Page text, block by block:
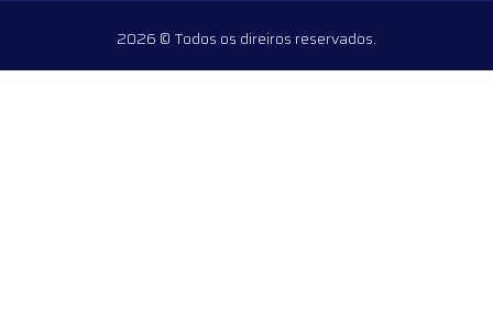
2026 © Todos os direiros reservados.